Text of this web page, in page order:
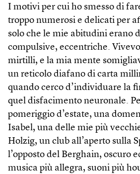
I motivi per cui ho smesso di
troppo numerosi e delicati per
solo che le mie abitudini erano
compulsive, eccentriche.
mirtilli, e la mia mente
un reticolo diafano di carta
quando cerco d’individuare la
quel disfacimento neuronale.
pomeriggio d’estate, una
Isabel, una delle mie più
Holzig, un club all’aperto sulla
l’opposto del Berghain, oscuro
musica più allegra, suoni più